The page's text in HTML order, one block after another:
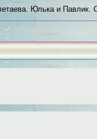
Юлька и Павлик.